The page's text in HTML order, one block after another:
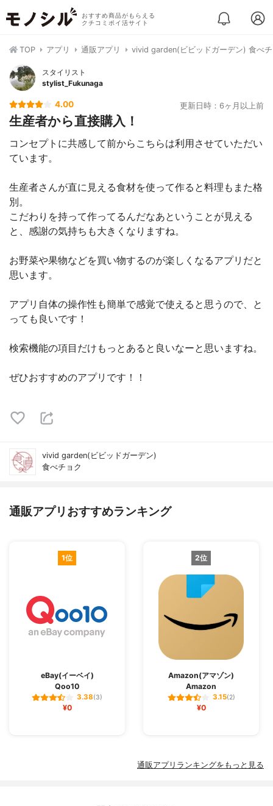
おすすめ商品がもらえる
クチコミポイ活サイト
TOP アプリ 通販アプリ vivid garden(ビビッドガーデン) 食べ
スタイリスト
stylist_Fukunaga
4.00 更新日時：6ヶ月以上前
生産者から直接購入！
コンセプトに共感して前からこちらは利用させていただい
ています。
生産者さんが直に見える食材を使って作ると料理もまた格
別。
こだわりを持って作ってるんだなあということが見える
と、感謝の気持ちも大きくなりますね。
お野菜や果物などを買い物するのが楽しくなるアプリだと
思います。
アプリ自体の操作性も簡単で感覚で使えると思うので、と
っても良いです！
検索機能の項目だけもっとあると良いなーと思いますね。
ぜひおすすめのアプリです！！
vivid garden(ビビッドガーデン)
食べチョク
通販アプリおすすめランキング
1位
eBay(イーベイ)
Qoo10
3.38(3)
¥0
2位
Amazon(アマゾン)
Amazon
3.15(2)
¥0
通販アプリランキングをもっと見る